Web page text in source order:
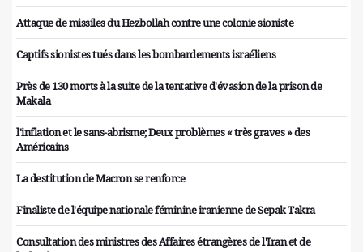
Attaque de missiles du Hezbollah contre une colonie sioniste
Captifs sionistes tués dans les bombardements israéliens
Près de 130 morts à la suite de la tentative d'évasion de la prison de
Makala
l'inflation et le sans-abrisme; Deux problèmes « très graves » des
Américains
La destitution de Macron se renforce
Finaliste de l'équipe nationale féminine iranienne de Sepak Takra
Consultation des ministres des Affaires étrangères de l'Iran et de